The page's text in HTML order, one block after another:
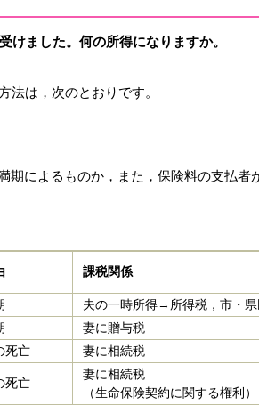
けました。何の所得になりますか。
法は，次のとおりです。
によるものか，また，保険料の支払者
課税関係
夫の一時所得→所得税，市・県
妻に贈与税
死亡
妻に相続税
死亡
妻に相続税
（生命保険契約に関する権利）